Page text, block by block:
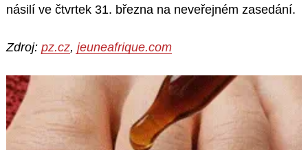
násilí ve čtvrtek 31. března na neveřejném zasedání.
Zdroj: pz.cz, jeuneafrique.com